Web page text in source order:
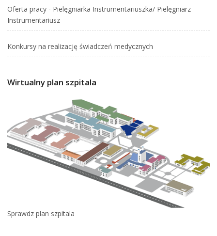
Oferta pracy - Pielęgniarka Instrumentariuszka/ Pielęgniarz
Instrumentariusz
Konkursy na realizację świadczeń medycznych
Wirtualny plan szpitala
Sprawdz plan szpitala